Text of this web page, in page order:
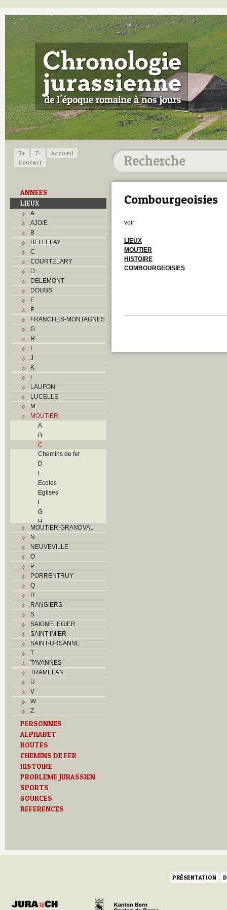
T+ T-
Accueil
Contact
ANNEES
LIEUX
A
AJOIE
B
BELLELAY
C
COURTELARY
D
DELEMONT
DOUBS
E
F
FRANCHES-MONTAGNES
G
H
I
J
K
L
LAUFON
LUCELLE
M
MOUTIER
A
B
C
Chemins de fer
D
E
Ecoles
Eglises
F
G
H
Histoire
Industrie
M
O
Paroisses
Problème jurassien
Q
S
Sociétés locales
Z
MOUTIER-GRANDVAL
N
NEUVEVILLE
O
P
PORRENTRUY
Q
R
RANGIERS
S
SAIGNELEGIER
SAINT-IMIER
SAINT-URSANNE
T
TAVANNES
TRAMELAN
U
V
W
Z
PERSONNES
ALPHABET
ROUTES
CHEMINS DE FER
HISTOIRE
PROBLEME JURASSIEN
SPORTS
SOURCES
REFERENCES
Combourgeoisies
voir
LIEUX
MOUTIER
HISTOIRE
COMBOURGEOISIES
PRÉSENTATION